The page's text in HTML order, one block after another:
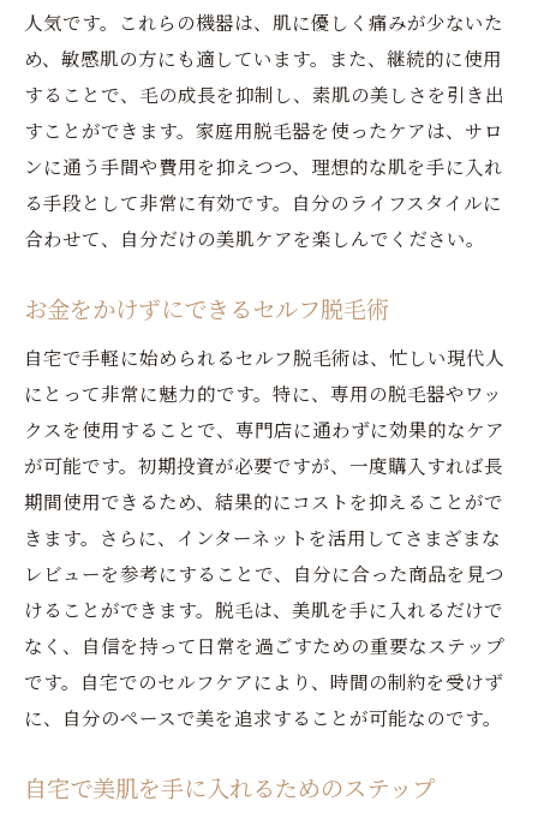
人気です。これらの機器は、肌に優しく痛みが少ないた
め、敏感肌の方にも適しています。また、継続的に使用
することで、毛の成長を抑制し、素肌の美しさを引き出
すことができます。家庭用脱毛器を使ったケアは、サロ
ンに通う手間や費用を抑えつつ、理想的な肌を手に入れ
る手段として非常に有効です。自分のライフスタイルに
合わせて、自分だけの美肌ケアを楽しんでください。
お金をかけずにできるセルフ脱毛術
自宅で手軽に始められるセルフ脱毛術は、忙しい現代人
にとって非常に魅力的です。特に、専用の脱毛器やワッ
クスを使用することで、専門店に通わずに効果的なケア
が可能です。初期投資が必要ですが、一度購入すれば長
期間使用できるため、結果的にコストを抑えることがで
きます。さらに、インターネットを活用してさまざまな
レビューを参考にすることで、自分に合った商品を見つ
けることができます。脱毛は、美肌を手に入れるだけで
なく、自信を持って日常を過ごすための重要なステップ
です。自宅でのセルフケアにより、時間の制約を受けず
に、自分のペースで美を追求することが可能なのです。
自宅で美肌を手に入れるためのステップ